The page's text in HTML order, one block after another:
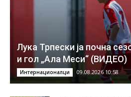
Лука Трпески ја почна
и гол „Ала Меси“ (ВИДЕО)
Интернационалци 09.08.2026 10:58